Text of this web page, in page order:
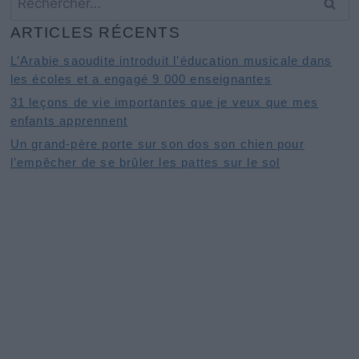
ARTICLES RÉCENTS
L’Arabie saoudite introduit l’éducation musicale dans
les écoles et a engagé 9 000 enseignantes
31 leçons de vie importantes que je veux que mes
enfants apprennent
Un grand-père porte sur son dos son chien pour
l’empêcher de se brûler les pattes sur le sol